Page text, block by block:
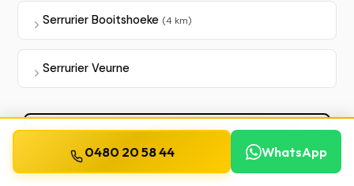
Serrurier Booitshoeke (4 km)
Serrurier Veurne
Voir toutes les villes de Province de Flandre-
Occidentale
0480 20 58 44 WhatsApp